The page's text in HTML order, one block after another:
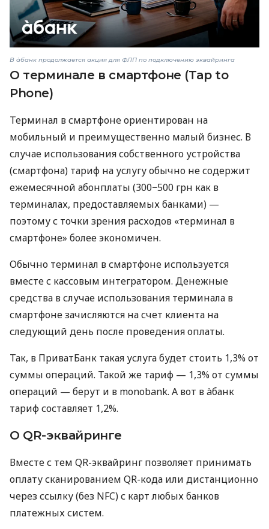
В àбанк продолжается акция для ФЛП по подключению эквайринга
О терминале в смартфоне (Tap to
Phone)
Терминал в смартфоне ориентирован на
мобильный и преимущественно малый бизнес. В
случае использования собственного устройства
(смартфона) тариф на услугу обычно не содержит
ежемесячной абонплаты (300−500 грн как в
терминалах, предоставляемых банками) —
поэтому с точки зрения расходов «терминал в
смартфоне» более экономичен.
Обычно терминал в смартфоне используется
вместе с кассовым интегратором. Денежные
средства в случае использования терминала в
смартфоне зачисляются на счет клиента на
следующий день после проведения оплаты.
Так, в ПриватБанк такая услуга будет стоить 1,3% от
суммы операций. Такой же тариф — 1,3% от суммы
операций — берут и в monobank. А вот в àбанк
тариф составляет 1,2%.
О QR-эквайринге
Вместе с тем QR-эквайринг позволяет принимать
оплату сканированием QR-кода или дистанционно
через ссылку (без NFC) с карт любых банков
платежных систем.